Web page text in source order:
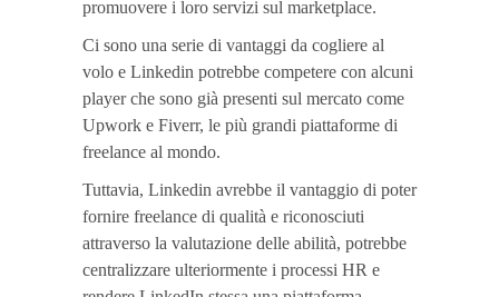
promuovere i loro servizi sul marketplace.
Ci sono una serie di vantaggi da cogliere al
volo e Linkedin potrebbe competere con alcuni
player che sono già presenti sul mercato come
Upwork e Fiverr, le più grandi piattaforme di
freelance al mondo.
Tuttavia, Linkedin avrebbe il vantaggio di poter
fornire freelance di qualità e riconosciuti
attraverso la valutazione delle abilità, potrebbe
centralizzare ulteriormente i processi HR e